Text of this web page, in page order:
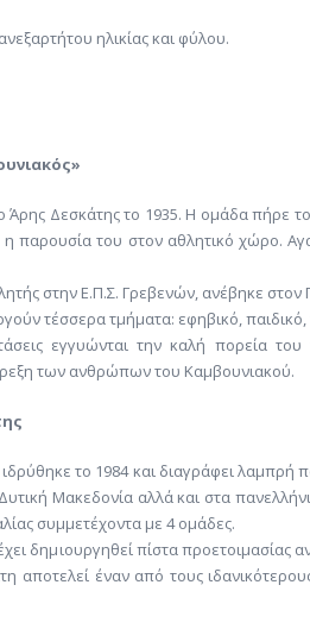
ηλικίας και φύλου.
Δεσκάτης το 1935. Η ομάδα πήρε
η παρουσία του στον αθλητικό χώρο.
στην Ε.Π.Σ. Γρεβενών, ανέβηκε
τέσσερα τμήματα: εφηβικό,
εγγυώνται την καλή πορεία
των ανθρώπων του Καμβουνιακού.
το 1984 και διαγράφει λαμπρή
Μακεδονία αλλά και στα
συμμετέχοντα με 4 ομάδες.
δημιουργηθεί πίστα
αποτελεί έναν από τους